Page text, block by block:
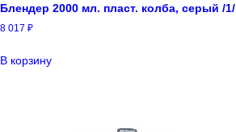
Блендер 2000 мл. пласт. колба, серый /1/
8 017 ₽
В корзину